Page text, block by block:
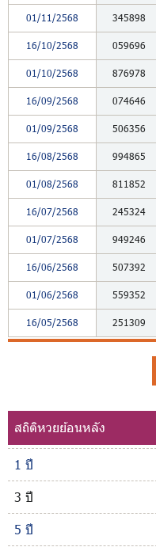
01/11/2568 345898
16/10/2568 059696
01/10/2568 876978
16/09/2568 074646
01/09/2568 506356
16/08/2568 994865
01/08/2568 811852
16/07/2568 245324
01/07/2568 949246
16/06/2568 507392
01/06/2568 559352
16/05/2568 251309
สถิติหวยย้อนหลัง
1 ปี
3 ปี
5 ปี